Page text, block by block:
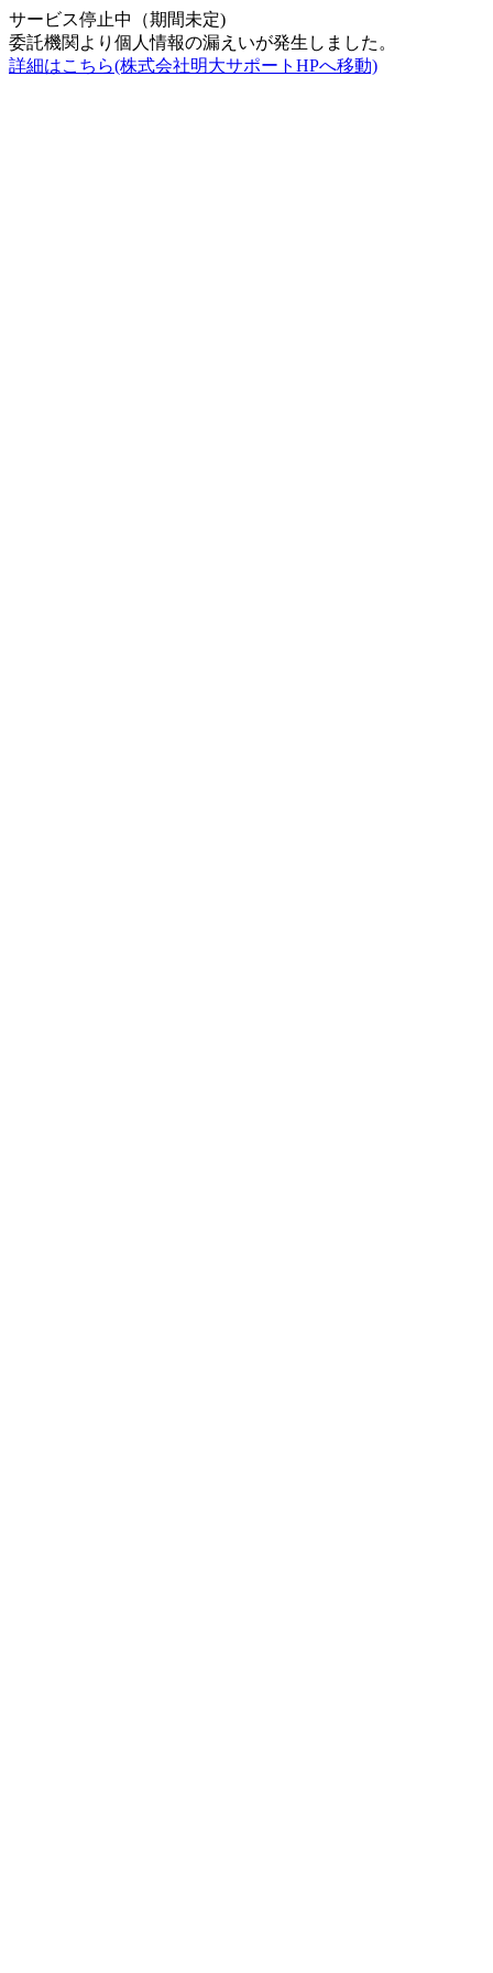
サービス停止中（期間未定)
委託機関より個人情報の漏えいが発生しました。
詳細はこちら(株式会社明大サポートHPへ移動)